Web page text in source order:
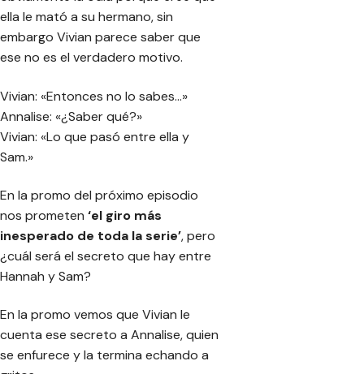
ella le mató a su hermano, sin
embargo Vivian parece saber que
ese no es el verdadero motivo.
Vivian: «Entonces no lo sabes…»
Annalise: «¿Saber qué?»
Vivian: «Lo que pasó entre ella y
Sam.»
En la promo del próximo episodio
nos prometen ‘el giro más
inesperado de toda la serie’, pero
¿cuál será el secreto que hay entre
Hannah y Sam?
En la promo vemos que Vivian le
cuenta ese secreto a Annalise, quien
se enfurece y la termina echando a